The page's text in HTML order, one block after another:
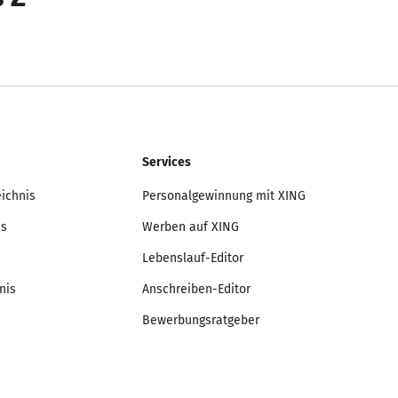
Services
Personalgewinnung mit XING
Werben auf XING
Lebenslauf-Editor
Anschreiben-Editor
Bewerbungsratgeber